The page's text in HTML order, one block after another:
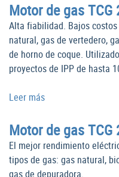
Motor de gas TCG
Alta fiabilidad. Bajos
natural, gas de vertedero,
de horno de coque.
proyectos de IPP de hasta
Leer más
Motor de gas TCG
El mejor rendimiento
tipos de gas: gas natural,
gas de depuradora.